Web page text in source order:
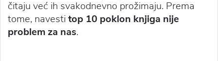
čitaju već ih svakodnevno prožimaju. Prema
tome, navesti top 10 poklon knjiga nije
problem za nas.